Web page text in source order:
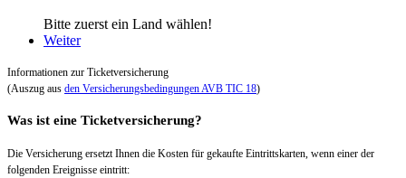
Bitte zuerst ein Land wählen!
Weiter
Informationen zur Ticketversicherung
(Auszug aus den Versicherungsbedingungen AVB TIC 18)
Was ist eine Ticketversicherung?
Die Versicherung ersetzt Ihnen die Kosten für gekaufte Eintrittskarten, wenn einer der
folgenden Ereignisse eintritt: